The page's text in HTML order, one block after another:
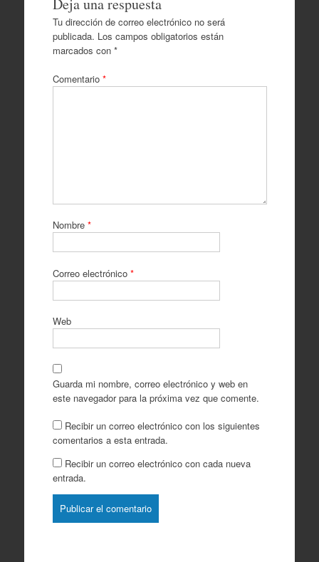
Deja una respuesta
Tu dirección de correo electrónico no será
publicada. Los campos obligatorios están
marcados con *
Comentario *
Nombre *
Correo electrónico *
Web
Guarda mi nombre, correo electrónico y web en
este navegador para la próxima vez que comente.
Recibir un correo electrónico con los siguientes
comentarios a esta entrada.
Recibir un correo electrónico con cada nueva
entrada.